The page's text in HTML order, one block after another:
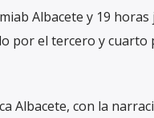
Albacete y 19
por el tercero y cuarto
Albacete, con la